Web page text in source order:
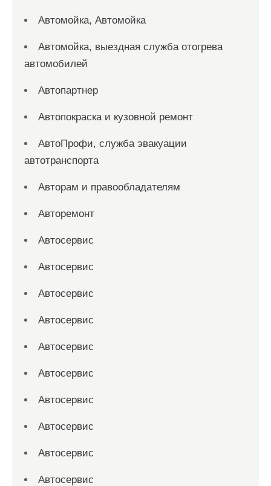
Автомойка, Автомойка
Автомойка, выездная служба отогрева
автомобилей
Автопартнер
Автопокраска и кузовной ремонт
АвтоПрофи, служба эвакуации
автотранспорта
Авторам и правообладателям
Авторемонт
Автосервис
Автосервис
Автосервис
Автосервис
Автосервис
Автосервис
Автосервис
Автосервис
Автосервис
Автосервис